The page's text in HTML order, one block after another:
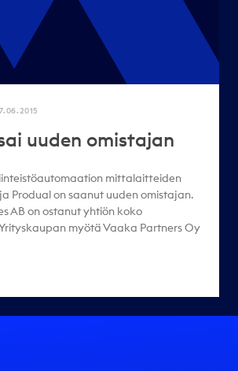
uuden omistajan
mittalaitteiden
Produal on saanut uuden omistajan.
AB on ostanut yhtiön koko
myötä Vaaka Partners Oy